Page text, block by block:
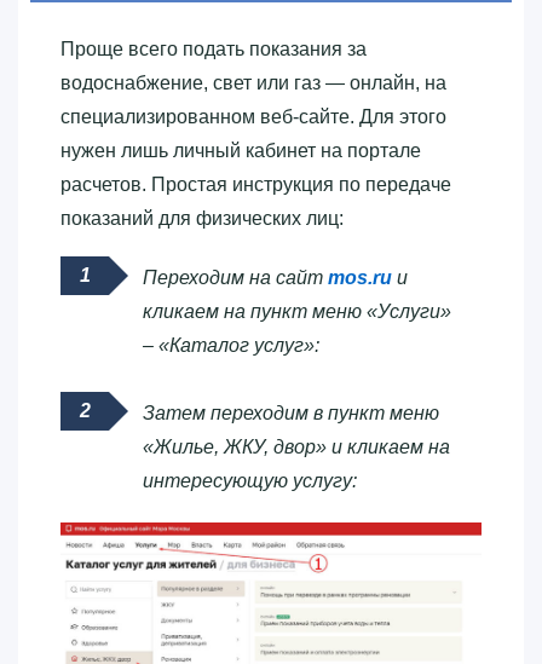
Проще всего подать показания за
водоснабжение, свет или газ — онлайн, на
специализированном веб-сайте. Для этого
нужен лишь личный кабинет на портале
расчетов. Простая инструкция по передаче
показаний для физических лиц:
Переходим на сайт mos.ru и
кликаем на пункт меню «Услуги»
– «Каталог услуг»:
Затем переходим в пункт меню
«Жилье, ЖКУ, двор» и кликаем на
интересующую услугу: